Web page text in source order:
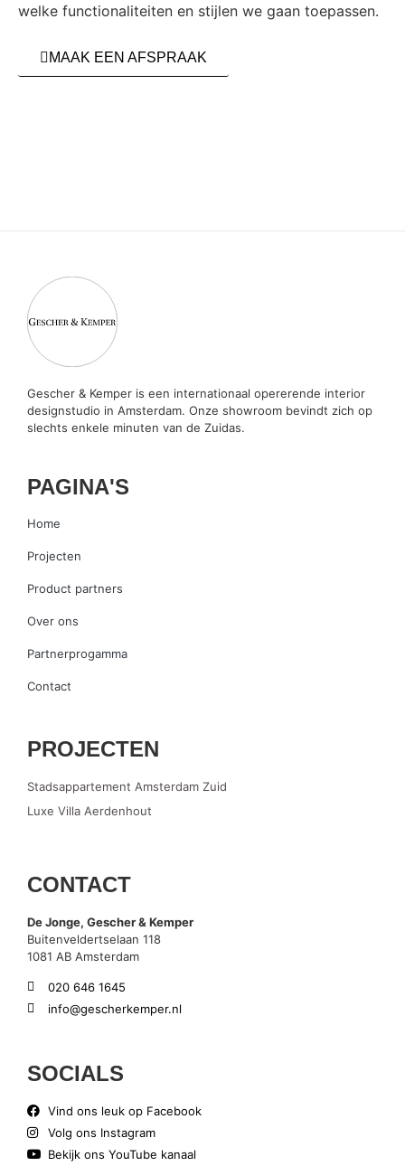
welke functionaliteiten en stijlen we gaan toepassen.
MAAK EEN AFSPRAAK
Gescher & Kemper is een internationaal opererende interior
designstudio in Amsterdam. Onze showroom bevindt zich op
slechts enkele minuten van de Zuidas.
PAGINA'S
Home
Projecten
Product partners
Over ons
Partnerprogamma
Contact
PROJECTEN
Stadsappartement Amsterdam Zuid
Luxe Villa Aerdenhout
CONTACT
De Jonge, Gescher & Kemper
Buitenveldertselaan 118
1081 AB Amsterdam
020 646 1645
info@gescherkemper.nl
SOCIALS
Vind ons leuk op Facebook
Volg ons Instagram
Bekijk ons YouTube kanaal